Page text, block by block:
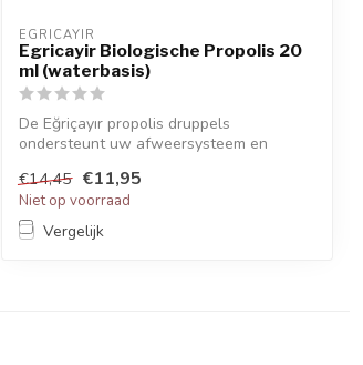
EGRICAYIR
Egricayir Biologische Propolis 20
ml (waterbasis)
De Eğriçayır propolis druppels
ondersteunt uw afweersysteem en
€14,45 €11,95
Niet op voorraad
Vergelijk